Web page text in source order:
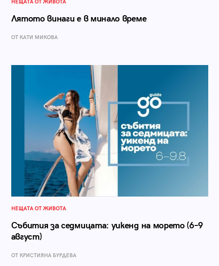
НЕЩАТА ОТ ЖИВОТА
Лятото винаги е в минало време
ОТ КАТИ МИКОВА
НЕЩАТА ОТ ЖИВОТА
Събития за седмицата: уикенд на морето (6–9
август)
ОТ КРИСТИЯНА БУРДЕВА